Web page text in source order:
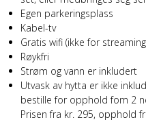
Egen parkeringsplass
Kabel-tv
Gratis wifi (ikke for
Røykfri
Strøm og vann er inkludert
Utvask av hytta er ikke
bestille for opphold fom 2
Prisen fra kr. 295, opphold